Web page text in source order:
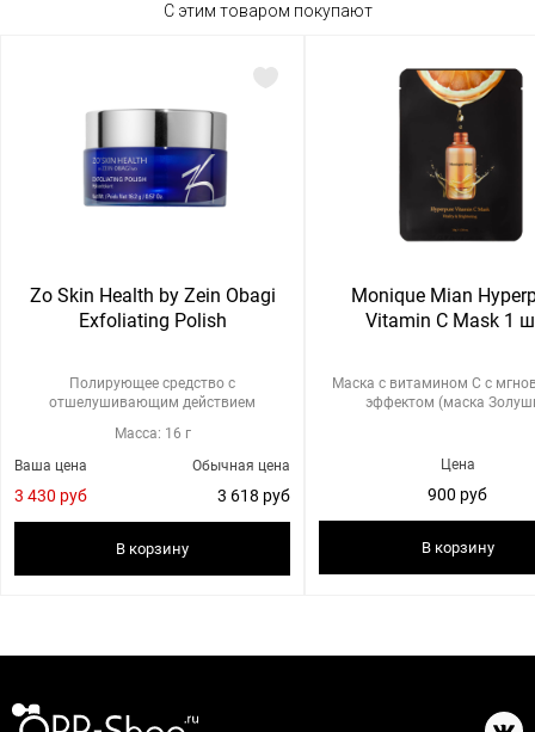
С этим товаром покупают
Zo Skin Health by Zein Obagi
Exfoliating Polish
Полирующее средство с
отшелушивающим действием
Масса: 16 г
Обычная цена
3 618 руб
Ваша цена
3 430 руб
В корзину
Monique Mian
Vitamin C Mask 1
Маска с витамином С с
эффектом (маска
Цена
900 руб
В корзину